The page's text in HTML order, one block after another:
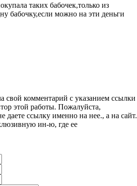
таких бабочек,только из
бабочку,если можно на эти деньги
свой комментарий с указанием ссылки
этой работы. Пожалуйста,
даете ссылку именно на нее., а на сайт.
ин-ю, где ее